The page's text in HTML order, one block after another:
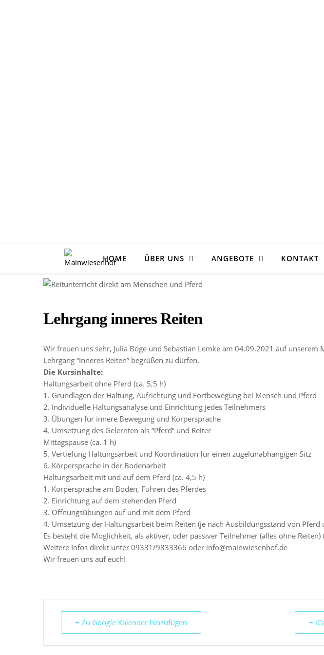
HOME ÜBER UNS ANGEBOTE KONTAKT
Lehrgang inneres Reiten
Wir freuen uns sehr, Julia Böge und Sebastian Lemke am 04.09.2021 auf unserem
Lehrgang “Inneres Reiten” begrüßen zu dürfen.
Die Kursinhalte:
Haltungsarbeit ohne Pferd (ca. 5,5 h)
1. Grundlagen der Haltung, Aufrichtung und Fortbewegung bei Mensch und Pferd
2. Individuelle Haltungsanalyse und Einrichtung jedes Teilnehmers
3. Übungen für innere Bewegung und Körpersprache
4. Umsetzung des Gelernten als “Pferd” und Reiter
Mittagspause (ca. 1 h)
5. Vertiefung Haltungsarbeit und Koordination für einen zügelunabhängigen Sitz
6. Körpersprache in der Bodenarbeit
Haltungsarbeit mit und auf dem Pferd (ca. 4,5 h)
1. Körpersprache am Boden, Führen des Pferdes
2. Einrichtung auf dem stehenden Pferd
3. Öffnungsübungen auf und mit dem Pferd
4. Umsetzung der Haltungsarbeit beim Reiten (je nach Ausbildungsstand von Pferd
Es besteht die Möglichkeit, als aktiver, oder passiver Teilnehmer (alles ohne Reiten)
Weitere Infos direkt unter 09331/9833366 oder info@mainwiesenhof.de
Wir freuen uns auf euch!
+ Zu Google Kalender hinzufügen +